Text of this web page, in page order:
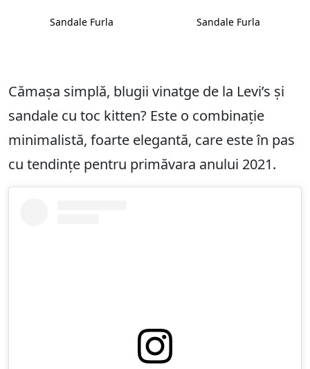
Sandale Furla Sandale Furla
Cămașa simplă, blugii vinatge de la Levi’s și
sandale cu toc kitten? Este o combinație
minimalistă, foarte elegantă, care este în pas
cu tendințe pentru primăvara anului 2021.